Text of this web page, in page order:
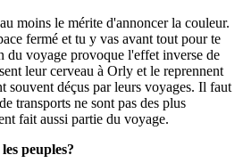
moins le mérite d'annoncer la couleur.
fermé et tu y vas avant tout pour te
du voyage provoque l'effet inverse de
leur cerveau à Orly et le reprennent
souvent déçus par leurs voyages. Il faut
transports ne sont pas des plus
fait aussi partie du voyage.
peuples?